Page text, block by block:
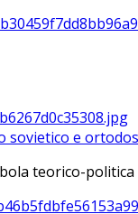
sovietico e
teorico-